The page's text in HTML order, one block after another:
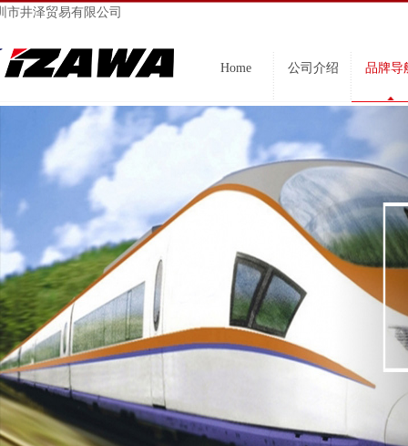
市井泽贸易有限公司
Home 公司介绍 品牌导